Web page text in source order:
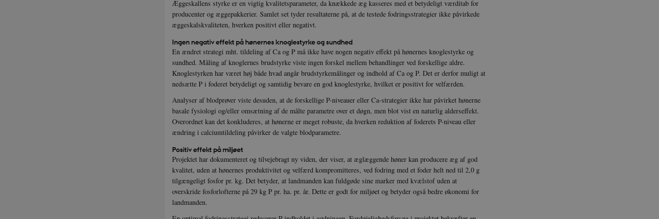
Æggeskallens styrke er en vigtig kvalitetsparameter, da knækkede æg kasseres med et betydeligt værditab for
producenter og æggepakkerier. Samlet set tyder resultaterne på, at de testede fodringsstrategier ikke påvirkede
æggeskalskvaliteten, hverken positivt eller negativt.
Ingen negativ effekt på hønernes knoglestyrke og sundhed
En ændret strategi mht. tildeling af Ca og P må ikke have nogen negativ effekt på hønernes knoglestyrke og
sundhed. Måling af knoglernes brudstyrke viste ingen forskel mellem behandlinger ved forskellige aldre.
Knoglestyrken har været høj både hvad angår brudstyrkemålinger og indhold af Ca og P. Det er derfor muligt at
nedsætte P i foderet betydeligt og samtidig bevare en god knoglestyrke, hvilket er positivt for velfærden.
Analyser af blodprøver viste desuden, at de forskellige P-niveauer eller Ca-strategier ikke har påvirket hønerne
basale fysiologi og/eller omsætning af de målte parametre over et døgn, men blot vist en naturlig alderseffekt.
Overordnet kan det konkluderes, at hønerne er meget robuste, da hverken reduktion af foderets P-niveau eller
ændring i calciumtildeling påvirker de valgte blodparametre.
Positiv effekt på miljøet
Projektet har dokumenteret og tilvejebragt ny viden, der viser, at æglæggende høner kan producere æg af god
kvalitet, uden at hønernes produktivitet og velfærd kompromitteres, ved fodring med et foder helt ned til 2,0 g
tilgængeligt fosfor pr. kg. Det betyder, at landmanden kan fuldgøde sine marker med kvælstof uden at
overskride fosforlofterne på 29 kg P pr. ha. pr. år. Dette er godt for miljøet og betyder også bedre økonomi for
landmanden.
__Secure-typo3nonce_ky-
9HhVKGisoSkjZJef_EA
icrofs.dk Session
icrofs.dk
Script.com cookiebanner fungerer korrekt.
typo3nonce__gmD7aT5GgP4rEaReeoT4Q
__Secure-typo3nonce_9pF_MH-
o6zI1ofHsZUGvzQ
icrofs.dk Session
__Secure-typo3nonce_rgWAq6nC-
PFH_166HooM7A
icrofs.dk Session
__Secure-
typo3nonce_uX4Mhl8RLqBZsOkbydAwew
icrofs.dk Session
__Secure-
typo3nonce_8l0UJ2f7DKxv4hHSHupSxA
__Secure-
typo3nonce_KbCW50Jg1s5208W1Mgs5Fg
icrofs.dk Session
__Secure-
typo3nonce_HLwNSqnQsUApo3P_-skthQ
icrofs.dk Session
__Secure-
icrofs.dk Session